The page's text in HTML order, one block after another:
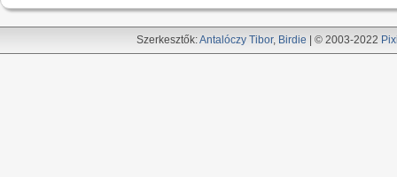
Szerkesztők:Antalóczy Tibor, Birdie | © 2003-2022